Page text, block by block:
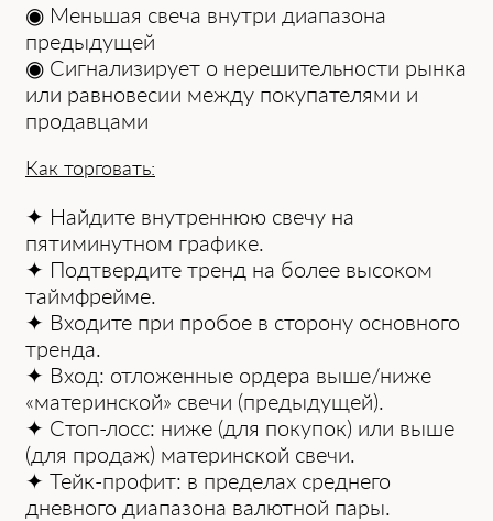
◉ Меньшая свеча внутри диапазона
предыдущей
◉ Сигнализирует о нерешительности рынка
или равновесии между покупателями и
продавцами
Как торговать:
✦ Найдите внутреннюю свечу на
пятиминутном графике.
✦ Подтвердите тренд на более высоком
таймфрейме.
✦ Входите при пробое в сторону основного
тренда.
✦ Вход: отложенные ордера выше/ниже
«материнской» свечи (предыдущей).
✦ Стоп-лосс: ниже (для покупок) или выше
(для продаж) материнской свечи.
✦ Тейк-профит: в пределах среднего
дневного диапазона валютной пары.